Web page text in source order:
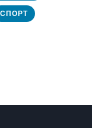
СПОРТ